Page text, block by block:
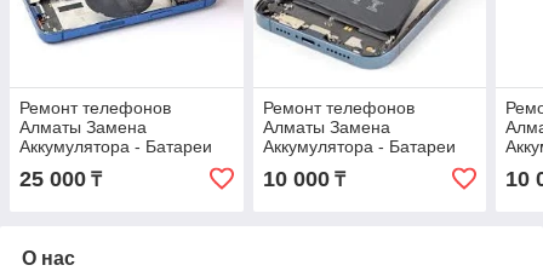
Ремонт телефонов
Алматы Замена
Аккумулятора - Батареи
iPhone 16 Plus Оригинал
С гарантией !
25 000 ₸
Ремонт телефонов
Алматы Замена
Аккумулятора - Батареи
гарантией !
10 000₸ 10
О нас